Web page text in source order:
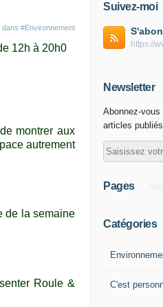
dans #Environnement
12h à 20h0
montrer aux
autrement
de la semaine
Roule &
Suivez-moi
https://
Newsletter
Abonnez-vous
articles
Pages
Catégories
C'est